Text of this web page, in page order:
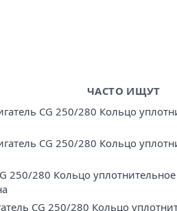
ЧАСТО ИЩУТ
CG 250/280 Кольцо
CG 250/280 Кольцо
250/280 Кольцо
CG 250/280 Кольцо